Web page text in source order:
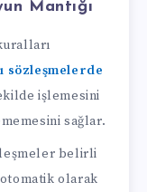
Mantığı
sözleşmelerde
işlemesini
sağlar.
belirli
olarak